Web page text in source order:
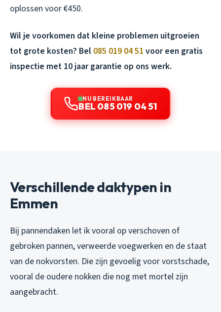
oplossen voor €450.
Wil je voorkomen dat kleine problemen uitgroeien
tot grote kosten? Bel 085 019 04 51 voor een gratis
inspectie met 10 jaar garantie op ons werk.
NU BEREIKBAAR
BEL 085 019 04 51
Verschillende daktypen in
Emmen
Bij pannendaken let ik vooral op verschoven of
gebroken pannen, verweerde voegwerken en de staat
van de nokvorsten. Die zijn gevoelig voor vorstschade,
vooral de oudere nokken die nog met mortel zijn
aangebracht.